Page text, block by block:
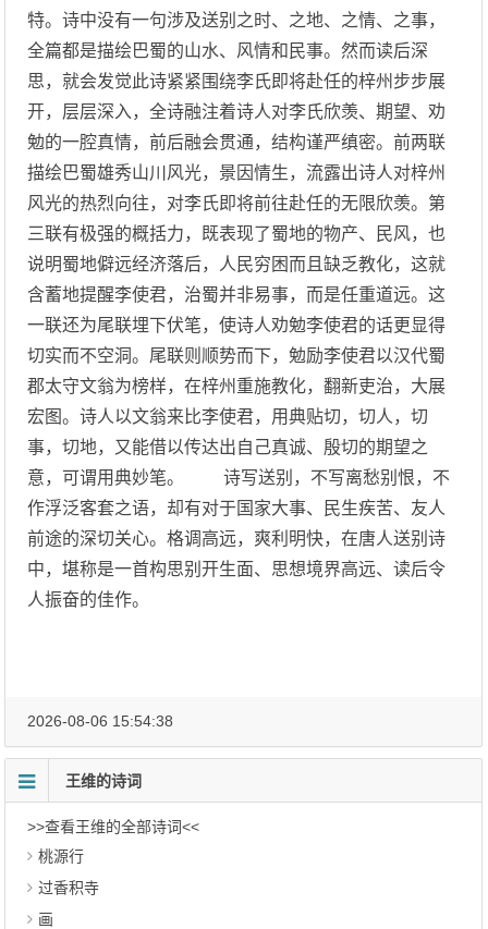
特。诗中没有一句涉及送别之时、之地、之情、之事，
全篇都是描绘巴蜀的山水、风情和民事。然而读后深
思，就会发觉此诗紧紧围绕李氏即将赴任的梓州步步展
开，层层深入，全诗融注着诗人对李氏欣羡、期望、劝
勉的一腔真情，前后融会贯通，结构谨严缜密。前两联
描绘巴蜀雄秀山川风光，景因情生，流露出诗人对梓州
风光的热烈向往，对李氏即将前往赴任的无限欣羡。第
三联有极强的概括力，既表现了蜀地的物产、民风，也
说明蜀地僻远经济落后，人民穷困而且缺乏教化，这就
含蓄地提醒李使君，治蜀并非易事，而是任重道远。这
一联还为尾联埋下伏笔，使诗人劝勉李使君的话更显得
切实而不空洞。尾联则顺势而下，勉励李使君以汉代蜀
郡太守文翁为榜样，在梓州重施教化，翻新吏治，大展
宏图。诗人以文翁来比李使君，用典贴切，切人，切
事，切地，又能借以传达出自己真诚、殷切的期望之
意，可谓用典妙笔。 诗写送别，不写离愁别恨，不
作浮泛客套之语，却有对于国家大事、民生疾苦、友人
前途的深切关心。格调高远，爽利明快，在唐人送别诗
中，堪称是一首构思别开生面、思想境界高远、读后令
人振奋的佳作。
2026-08-06 15:54:38
王维的诗词
>>查看王维的全部诗词<<
桃源行
过香积寺
画